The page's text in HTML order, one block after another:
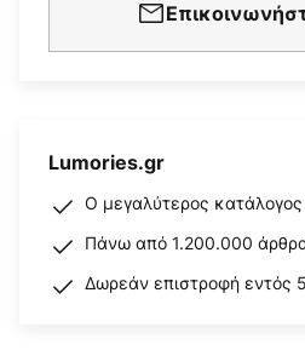
Lumories.gr
Ο μεγαλύτερος
Πάνω από 1.200.000
Δωρεάν επιστροφή εντός